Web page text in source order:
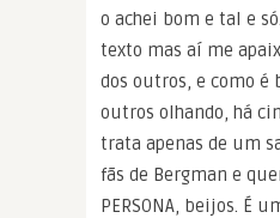
o achei bom e tal e
texto mas aí me
dos outros, e como é
outros olhando, há
trata apenas de um
fãs de Bergman e
PERSONA, beijos. É